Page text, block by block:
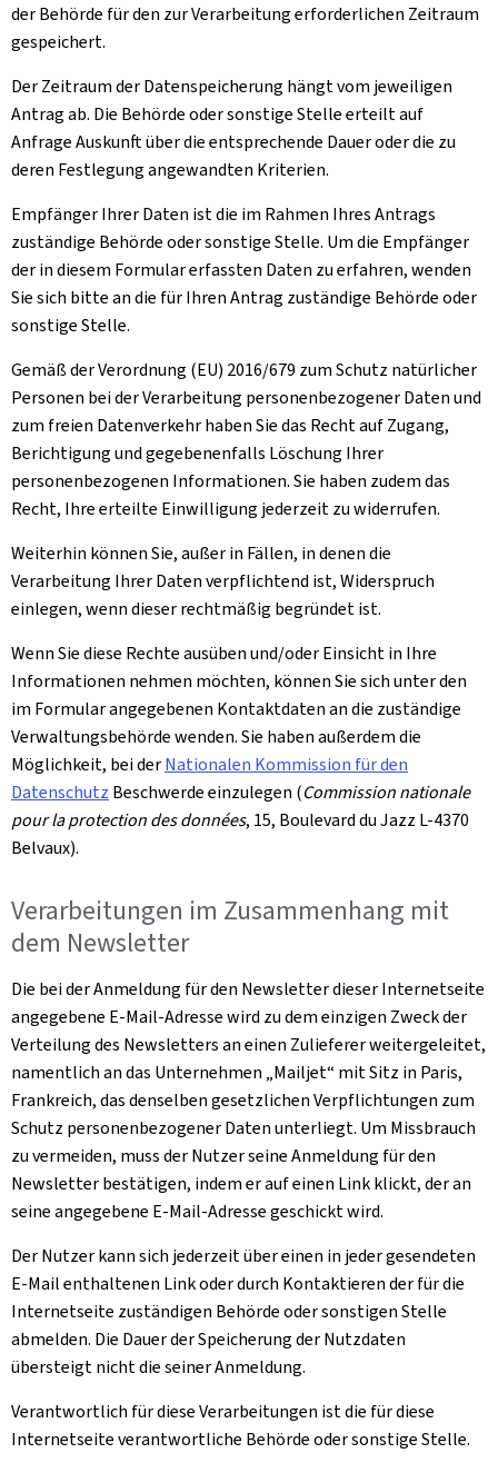
der Behörde für den zur Verarbeitung erforderlichen Zeitraum
gespeichert.
Der Zeitraum der Datenspeicherung hängt vom jeweiligen
Antrag ab. Die Behörde oder sonstige Stelle erteilt auf
Anfrage Auskunft über die entsprechende Dauer oder die zu
deren Festlegung angewandten Kriterien.
Empfänger Ihrer Daten ist die im Rahmen Ihres Antrags
zuständige Behörde oder sonstige Stelle. Um die Empfänger
der in diesem Formular erfassten Daten zu erfahren, wenden
Sie sich bitte an die für Ihren Antrag zuständige Behörde oder
sonstige Stelle.
Gemäß der Verordnung (EU) 2016/679 zum Schutz natürlicher
Personen bei der Verarbeitung personenbezogener Daten und
zum freien Datenverkehr haben Sie das Recht auf Zugang,
Berichtigung und gegebenenfalls Löschung Ihrer
personenbezogenen Informationen. Sie haben zudem das
Recht, Ihre erteilte Einwilligung jederzeit zu widerrufen.
Weiterhin können Sie, außer in Fällen, in denen die
Verarbeitung Ihrer Daten verpflichtend ist, Widerspruch
einlegen, wenn dieser rechtmäßig begründet ist.
Wenn Sie diese Rechte ausüben und/oder Einsicht in Ihre
Informationen nehmen möchten, können Sie sich unter den
im Formular angegebenen Kontaktdaten an die zuständige
Verwaltungsbehörde wenden. Sie haben außerdem die
Möglichkeit, bei derNationalen Kommission für den
Datenschutz Beschwerde einzulegen (Commission nationale
pour la protection des données, 15, Boulevard du Jazz L-4370
Belvaux).
Verarbeitungen im Zusammenhang mit
dem Newsletter
Die bei der Anmeldung für den Newsletterdieser Internetseite
angegebene E-Mail-Adresse wird zu dem einzigen Zweck der
Verteilung des Newsletters an einen Zulieferer weitergeleitet,
namentlich an das Unternehmen „Mailjet“ mit Sitz in Paris,
Frankreich, das denselben gesetzlichen Verpflichtungen zum
Schutz personenbezogener Daten unterliegt. Um Missbrauch
zu vermeiden, muss der Nutzer seine Anmeldung für den
Newsletter bestätigen, indem er auf einen Link klickt, der an
seine angegebene E-Mail-Adresse geschickt wird.
Der Nutzer kann sich jederzeit über einen in jeder gesendeten
E-Mail enthaltenen Link oder durch Kontaktieren der für die
Internetseite zuständigen Behörde oder sonstigen Stelle
abmelden. Die Dauer der Speicherung der Nutzdaten
übersteigt nicht die seiner Anmeldung.
Verantwortlich für diese Verarbeitungen ist die für diese
Internetseite verantwortliche Behörde oder sonstige Stelle.